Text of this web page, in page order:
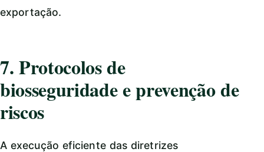
exportação.
7. Protocolos de
biosseguridade e prevenção de
riscos
A execução eficiente das diretrizes